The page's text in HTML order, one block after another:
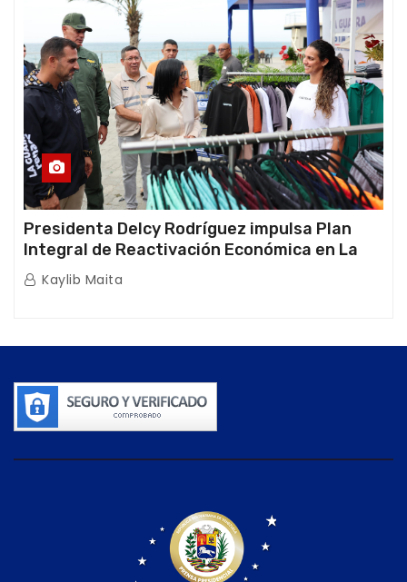
Presidenta Delcy Rodríguez impulsa Plan
Integral de Reactivación Económica en La
Guaira
Kaylib Maita